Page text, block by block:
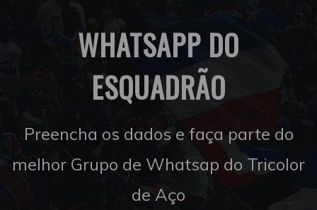
WHATSAPP DO
ESQUADRÃO
Preencha os dados e faça parte do
melhor Grupo de Whatsap do Tricolor
de Aço